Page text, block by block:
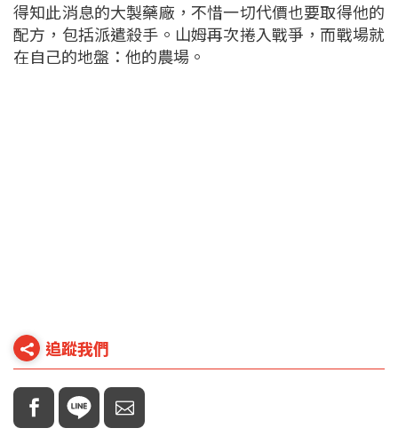
得知此消息的大製藥廠，不惜一切代價也要取得他的
配方，包括派遣殺手。山姆再次捲入戰爭，而戰場就
在自己的地盤：他的農場。
追蹤我們